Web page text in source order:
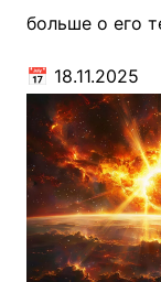
больше о его
📅 18.11.2025